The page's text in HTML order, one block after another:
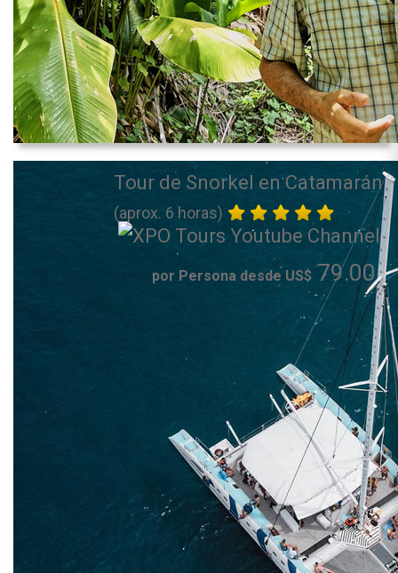
Tour de Snorkel en Catamarán
(aprox. 6 horas)
por Persona desde US$ 79.00